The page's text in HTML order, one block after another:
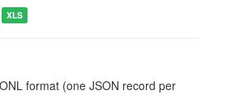
XLS
format (one JSON record per